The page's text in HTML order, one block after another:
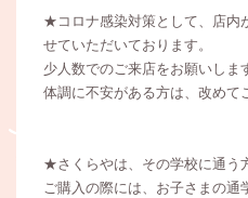
★コロナ感染対策として、店内
せていただいております。
少人数でのご来店をお願いしま
体調に不安がある方は、改めて
★さくらやは、その学校に通う
ご購入の際には、お子さまの通